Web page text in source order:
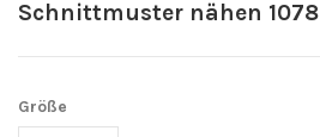
Schnittmuster nähen 1078
Größe